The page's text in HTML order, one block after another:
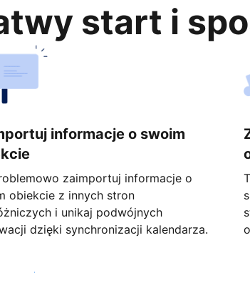
start i
informacje o swoim
zaimportuj informacje o
obiekcie z innych stron
i unikaj podwójnych
dzięki synchronizacji kalendarza.
już dziś